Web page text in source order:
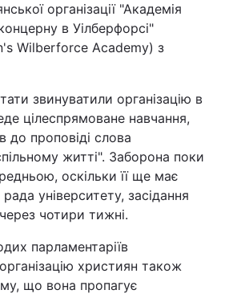
організації "Академія
в Уілберфорсі"
Wilberforce Academy) з
звинуватили організацію в
цілеспрямоване навчання,
до проповіді слова
житті". Заборона поки
оскільки її ще має
університету, засідання
чотири тижні.
парламентаріїв
християн також
що вона пропагує